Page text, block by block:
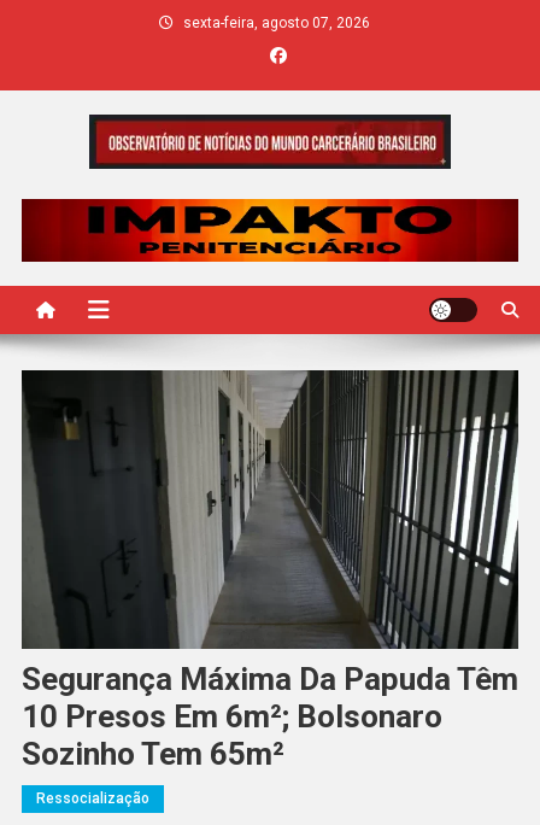
sexta-feira, agosto 07, 2026
IMPAKTO
Segurança Máxima Da Papuda Têm
10 Presos Em 6m²; Bolsonaro
Sozinho Tem 65m²
Ressocialização